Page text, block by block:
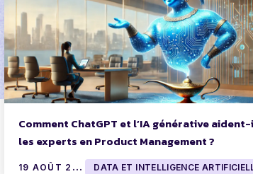
Comment ChatGPT et l’IA générative
les experts en Product Management ?
1
9 AOÛT 2024 DATA ET INTELLIGENCE